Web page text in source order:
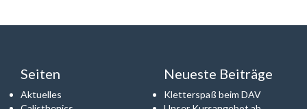
Seiten
Aktuelles
Neueste Beiträge
Kletterspaß beim DAV